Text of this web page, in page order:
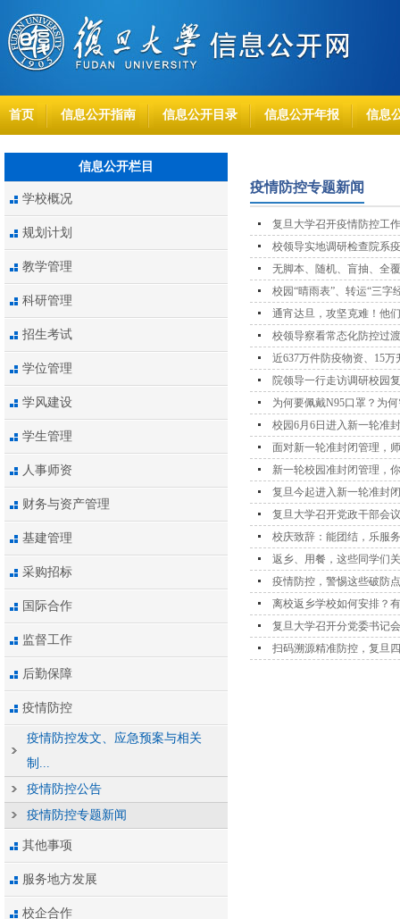
首页 信息公开指南 信息公开目录 信息公开年报 信息
信息公开栏目
学校概况
规划计划
教学管理
科研管理
招生考试
学位管理
学风建设
学生管理
人事师资
财务与资产管理
基建管理
采购招标
国际合作
监督工作
后勤保障
疫情防控
疫情防控发文、应急预案与相关
制...
疫情防控公告
疫情防控专题新闻
其他事项
服务地方发展
校企合作
疫情防控专题新闻
复旦大学召开疫情防控工
校领导实地调研检查院系
无脚本、随机、盲抽、全
校园“晴雨表”、转运“三
通宵达旦，攻坚克难！他
校领导察看常态化防控过
近637万件防疫物资、15
院领导一行走访调研校园
为何要佩戴N95口罩？为
校园6月6日进入新一轮准
面对新一轮准封闭管理，
新一轮校园准封闭管理，
复旦今起进入新一轮准封
复旦大学召开党政干部会
校庆致辞：能团结，乐服
返乡、用餐，这些同学们
疫情防控，警惕这些破防
离校返乡学校如何安排？
复旦大学召开分党委书记
扫码溯源精准防控，复旦